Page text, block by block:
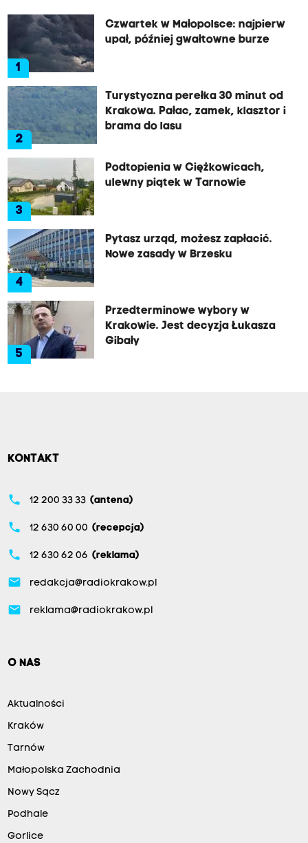
1
Czwartek w Małopolsce: najpierw
upał, później gwałtowne burze
2
Turystyczna perełka 30 minut od
Krakowa. Pałac, zamek, klasztor i
brama do lasu
3
Podtopienia w Ciężkowicach,
ulewny piątek w Tarnowie
4
Pytasz urząd, możesz zapłacić.
Nowe zasady w Brzesku
5
Przedterminowe wybory w
Krakowie. Jest decyzja Łukasza
Gibały
KONTAKT
phone 12 200 33 33 (antena)
phone 12 630 60 00 (recepcja)
phone 12 630 62 06 (reklama)
email redakcja@radiokrakow.pl
email reklama@radiokrakow.pl
O NAS
Aktualności
Kraków
Tarnów
Małopolska Zachodnia
Nowy Sącz
Podhale
Gorlice